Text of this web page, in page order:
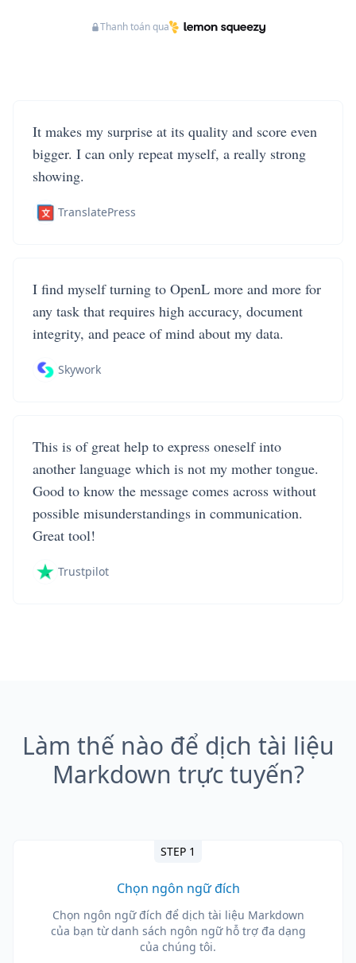
Thanh toán qua
It makes my surprise at its quality and score even
bigger. I can only repeat myself, a really strong
showing.
TranslatePress
I find myself turning to OpenL more and more for
any task that requires high accuracy, document
integrity, and peace of mind about my data.
Skywork
This is of great help to express oneself into
another language which is not my mother tongue.
Good to know the message comes across without
possible misunderstandings in communication.
Great tool!
Trustpilot
Làm thế nào để dịch tài liệu
Markdown trực tuyến?
STEP 1
Chọn ngôn ngữ đích
Chọn ngôn ngữ đích để dịch tài liệu Markdown
của bạn từ danh sách ngôn ngữ hỗ trợ đa dạng
của chúng tôi.